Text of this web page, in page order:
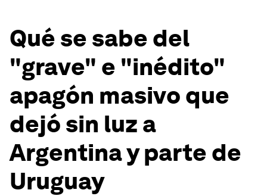
Qué se sabe del
"grave" e "inédito"
apagón masivo que
dejó sin luz a
Argentina y parte de
Uruguay